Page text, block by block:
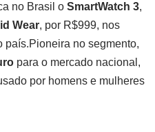
no Brasil o SmartWatch 3,
Wear, por R$999, nos
país.Pioneira no segmento,
para o mercado nacional,
por homens e mulheres